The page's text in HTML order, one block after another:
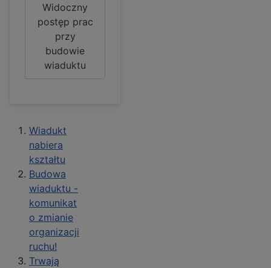
Widoczny
postęp prac
przy
budowie
wiaduktu
Wiadukt
nabiera
kształtu
Budowa
wiaduktu -
komunikat
o zmianie
organizacji
ruchu!
Trwają